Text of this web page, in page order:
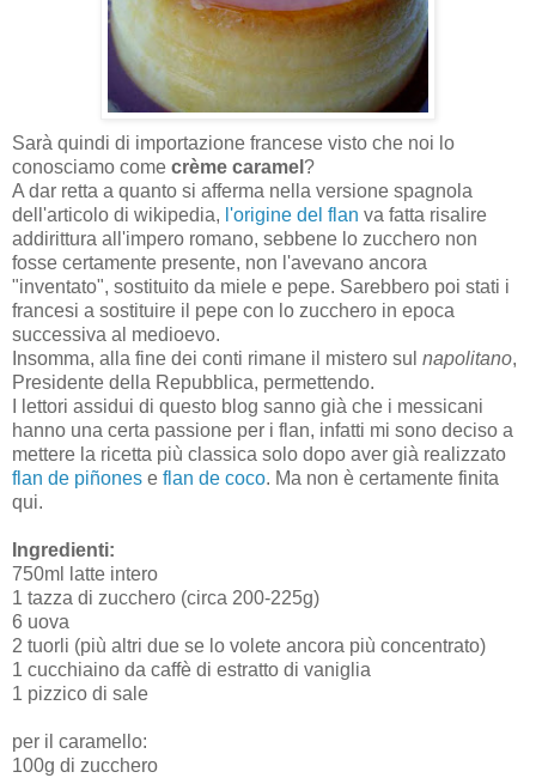
Sarà quindi di importazione francese visto che noi lo
conosciamo come crème caramel ?
A dar retta a quanto si afferma nella versione spagnola
dell'articolo di wikipedia, l'origine del flan va fatta risalire
addirittura all'impero romano, sebbene lo zucchero non
fosse certamente presente, non l'avevano ancora
"inventato", sostituito da miele e pepe. Sarebbero poi stati i
francesi a sostituire il pepe con lo zucchero in epoca
successiva al medioevo.
Insomma, alla fine dei conti rimane il mistero sul napolitano,
Presidente della Repubblica, permettendo.
I lettori assidui di questo blog sanno già che i messicani
hanno una certa passione per i flan, infatti mi sono deciso a
mettere la ricetta più classica solo dopo aver già realizzato
flan de piñones e flan de coco. Ma non è certamente finita
qui.
Ingredienti:
750ml latte intero
1 tazza di zucchero (circa 200-225g)
6 uova
2 tuorli (più altri due se lo volete ancora più concentrato)
1 cucchiaino da caffè di estratto di vaniglia
1 pizzico di sale
per il caramello:
100g di zucchero